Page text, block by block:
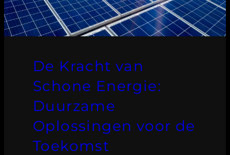
De Kracht van
Schone Energie:
Duurzame
Oplossingen voor de
Toekomst